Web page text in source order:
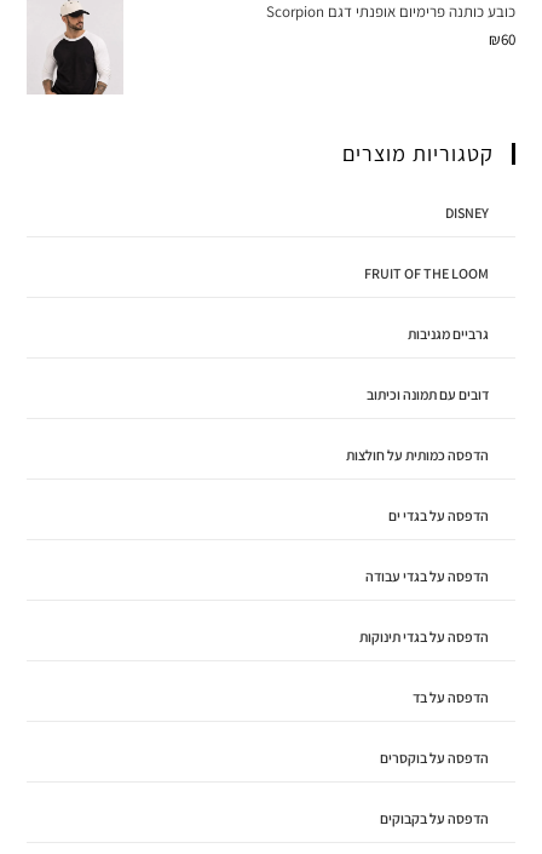
כובע כותנה פרימיום אופנתי דגם Scorpion
₪60
קטגוריות מוצרים
DISNEY
FRUIT OF THE LOOM
גרביים מגניבות
דובים עם תמונה וכיתוב
הדפסה כמותית על חולצות
הדפסה על בגדי ים
הדפסה על בגדי עבודה
הדפסה על בגדי תינוקות
הדפסה על בד
הדפסה על בוקסרים
הדפסה על בקבוקים